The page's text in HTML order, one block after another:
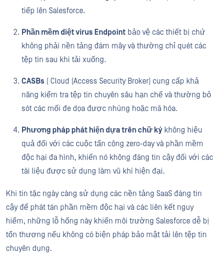
tiếp lên Salesforce.
Phần mềm diệt virus Endpoint bảo vệ các thiết bị chứ
không phải nền tảng đám mây và thường chỉ quét các
tệp tin sau khi tải xuống.
CASBs ( Cloud (Access Security Broker) cung cấp khả
năng kiểm tra tệp tin chuyên sâu hạn chế và thường bỏ
sót các mối đe dọa được nhúng hoặc mã hóa.
Phương pháp phát hiện dựa trên chữ ký không hiệu
quả đối với các cuộc tấn công zero-day và phần mềm
độc hại đa hình, khiến nó không đáng tin cậy đối với các
tài liệu được sử dụng làm vũ khí hiện đại.
Khi tin tặc ngày càng sử dụng các nền tảng SaaS đáng tin
cậy để phát tán phần mềm độc hại và các liên kết nguy
hiểm, những lỗ hổng này khiến môi trường Salesforce dễ bị
tổn thương nếu không có biện pháp bảo mật tải lên tệp tin
chuyên dụng.